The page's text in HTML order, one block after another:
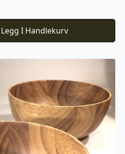
Legg I Handlekurv